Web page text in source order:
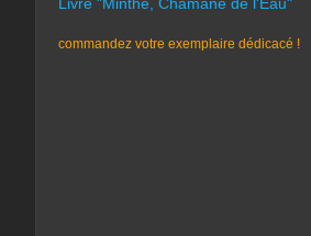
commandez votre exemplaire dédicacé !